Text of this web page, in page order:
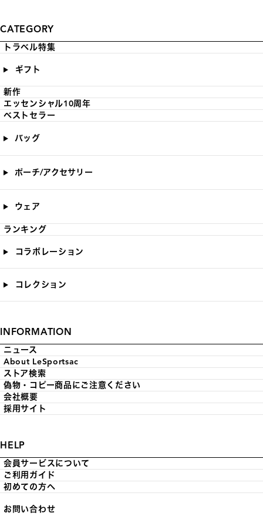
CATEGORY
トラベル特集
ギフト
新作
エッセンシャル10周年
ベストセラー
バッグ
ポーチ/アクセサリー
ウェア
ランキング
コラボレーション
コレクション
INFORMATION
ニュース
About LeSportsac
ストア検索
偽物・コピー商品にご注意ください
会社概要
採用サイト
HELP
会員サービスについて
ご利用ガイド
初めての方へ
お問い合わせ